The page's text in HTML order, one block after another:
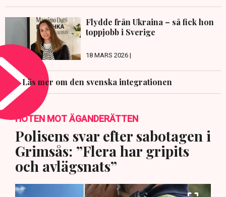
Flydde från Ukraina – så fick hon
toppjobb i Sverige
18 MARS 2026 |
Läs mer om den svenska integrationen
HOTEN MOT ÄGANDERÄTTEN
Polisens svar efter sabotagen i
Grimsås: ”Flera har gripits
och avlägsnats”